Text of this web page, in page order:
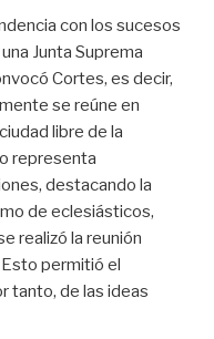
con los sucesos
Junta Suprema
Cortes, es decir,
se reúne en
libre de la
representa
destacando la
de eclesiásticos,
realizó la reunión
permitió el
tanto, de las ideas